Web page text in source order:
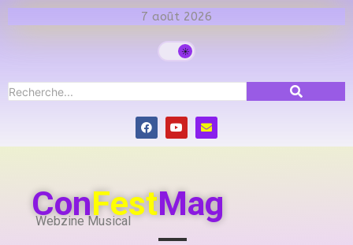
7 août 2026
ConFestMag
Webzine Musical